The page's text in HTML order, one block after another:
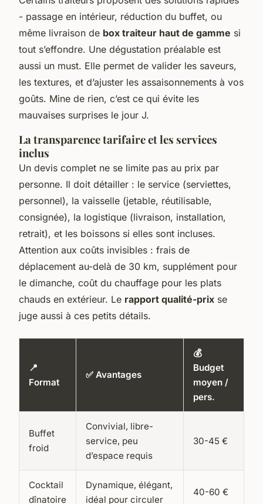
- passage en intérieur, réduction du buffet, ou
même livraison de box traiteur haut de gamme si
tout s’effondre. Une dégustation préalable est
aussi un must. Elle permet de valider les saveurs,
les textures, et d’ajuster les assaisonnements à vos
goûts. Mine de rien, c’est ce qui évite les
mauvaises surprises le jour J.
La transparence tarifaire et les services
inclus
Un devis complet ne se limite pas au prix par
personne. Il doit détailler : le service (serviettes,
personnel), la vaisselle (jetable, réutilisable,
consignée), la logistique (livraison, installation,
retrait), et les boissons si elles sont incluses.
Attention aux coûts invisibles : frais de
déplacement au-delà de 30 km, supplément pour
le dimanche, coût du chauffage pour les plats
chauds en extérieur. Le rapport qualité-prix se
juge aussi à ces petits détails.
📍
Format
✅ Avantages
💰
Budget
moyen /
pers.
Buffet
froid
Convivial, libre-
service, peu
d’espace requis
30-45 €
Cocktail
dînatoire
Dynamique, élégant,
idéal pour circuler
40-60 €